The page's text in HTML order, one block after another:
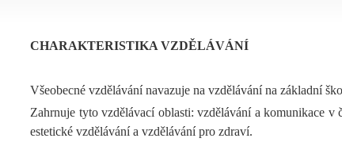
CHARAKTERISTIKA VZDĚLÁVÁNÍ
Všeobecné vzdělávání navazuje na vzdělávání na základní
Zahrnuje tyto vzdělávací oblasti: vzdělávání a komunikace
estetické vzdělávání a vzdělávání pro zdraví.